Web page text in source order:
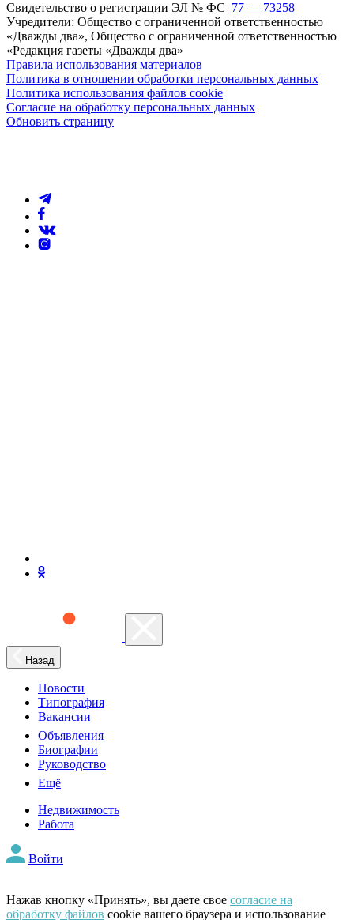
Свидетельство о регистрации ЭЛ № ФС 77 — 73258
Учредители: Общество с ограниченной ответственностью
«Дважды два», Общество с ограниченной ответственностью
«Редакция газеты «Дважды два»
Правила использования материалов
Политика в отношении обработки персональных данных
Политика использования файлов cookie
Согласие на обработку персональных данных
Обновить страницу
Назад
Новости
Типография
Вакансии
Объявления
Биографии
Руководство
Ещё
Недвижимость
Работа
Войти
Нажав кнопку «Принять», вы даете свое согласие на
обработку файлов cookie вашего браузера и использование